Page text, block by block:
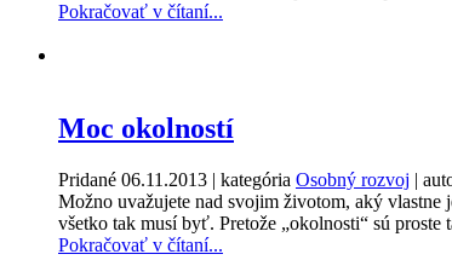
Pokračovať v čítaní...
Moc okolností
Pridané 06.11.2013 | kategória Osobný rozvoj |
Možno uvažujete nad svojim životom, aký vlastne
všetko tak musí byť. Pretože „okolnosti“ sú proste
Pokračovať v čítaní...